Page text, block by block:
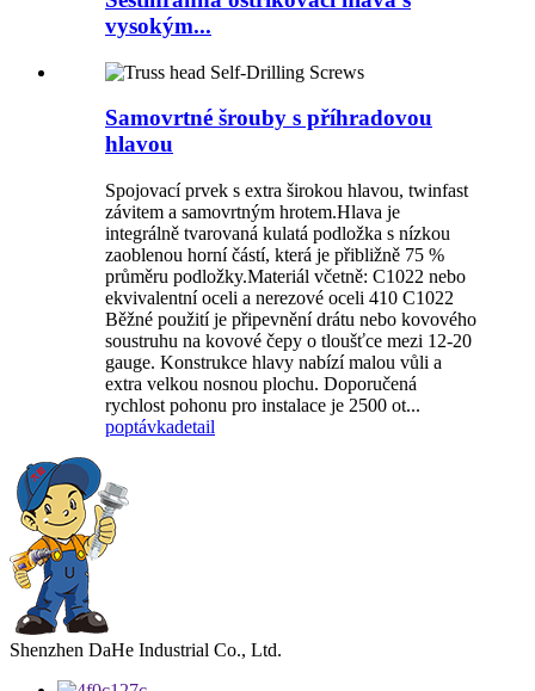
vysokým...
Samovrtné šrouby s příhradovou
hlavou
Spojovací prvek s extra širokou hlavou, twinfast
závitem a samovrtným hrotem.Hlava je
integrálně tvarovaná kulatá podložka s nízkou
zaoblenou horní částí, která je přibližně 75 %
průměru podložky.Materiál včetně: C1022 nebo
ekvivalentní oceli a nerezové oceli 410 C1022
Běžné použití je připevnění drátu nebo kovového
soustruhu na kovové čepy o tloušťce mezi 12-20
gauge. Konstrukce hlavy nabízí malou vůli a
extra velkou nosnou plochu. Doporučená
rychlost pohonu pro instalace je 2500 ot...
poptávkadetail
Shenzhen DaHe Industrial Co., Ltd.